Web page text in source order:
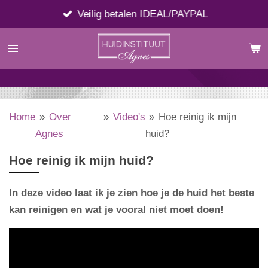
direct
naar
Veilig betalen IDEAL/PAYPAL
Home » Over
Agnes
» Video's » Hoe reinig ik mijn
huid?
Hoe reinig ik mijn huid?
In deze video laat ik je zien hoe je de huid het beste
kan reinigen en wat je vooral niet moet doen!